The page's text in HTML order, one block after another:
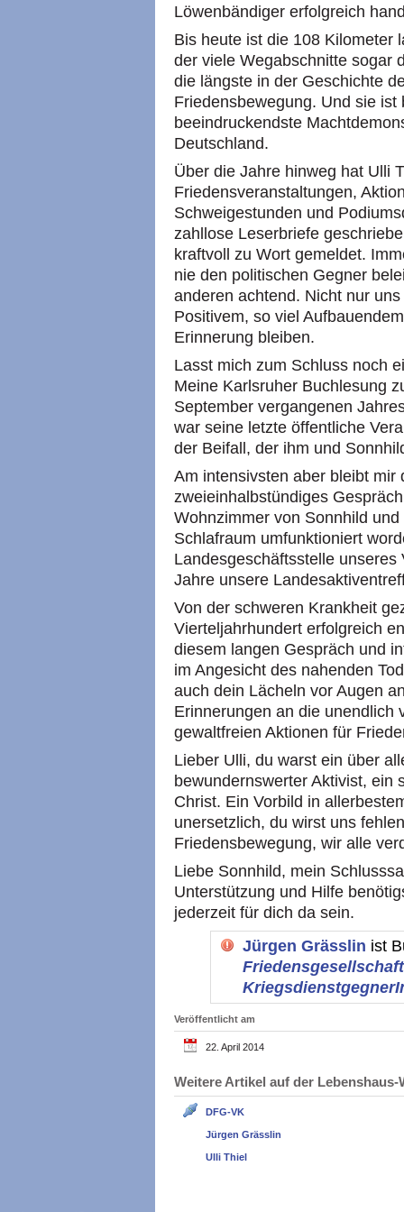
Löwenbändiger erfolgreich
Bis heute ist die 108 Kilometer
der viele Wegabschnitte sogar
die längste in der Geschichte
Friedensbewegung. Und sie ist
beeindruckendste
Deutschland.
Über die Jahre hinweg hat Ulli
Friedensveranstaltungen,
Schweigestunden und
zahllose Leserbriefe
kraftvoll zu Wort gemeldet.
nie den politischen Gegner
anderen achtend. Nicht nur
Positivem, so viel
Erinnerung bleiben.
Lasst mich zum Schluss noch
Meine Karlsruher Buchlesung
September vergangenen
war seine letzte öffentliche
der Beifall, der ihm und
Am intensivsten aber bleibt mir
zweieinhalbstündiges
Wohnzimmer von Sonnhild
Schlafraum umfunktioniert
Landesgeschäftsstelle
Jahre unsere
Von der schweren Krankheit
Vierteljahrhundert erfolgreich
diesem langen Gespräch und
im Angesicht des nahenden
auch dein Lächeln vor Augen
Erinnerungen an die unendlich
gewaltfreien Aktionen für
Lieber Ulli, du warst ein über
bewundernswerter Aktivist, ein
Christ. Ein Vorbild in
unersetzlich, du wirst uns
Friedensbewegung, wir alle
Liebe Sonnhild, mein
Unterstützung und Hilfe
jederzeit für dich da sein.
Jürgen Grässlin ist
Veröffentlicht am
22. April 2014
Weitere Artikel auf der
DFG-VK
Jürgen Grässlin
Ulli Thiel